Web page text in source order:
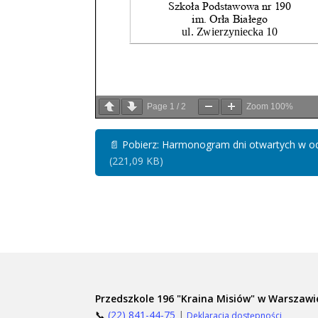
Page 1 / 2 Zoom 100%
📄 Pobierz: Harmonogram dni otwartych w
(221,09 KB)
Przedszkole 196 "Kraina Misiów" w
📞(22) 841-44-75 |